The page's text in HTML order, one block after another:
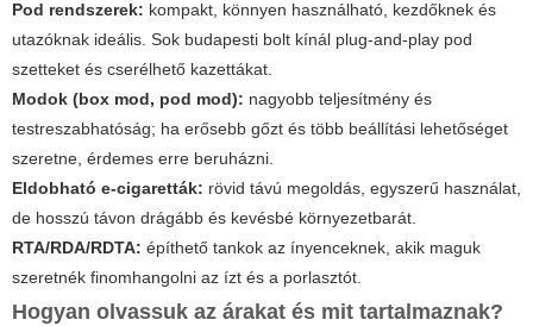
Pod rendszerek: kompakt, könnyen használható, kezdőknek és
utazóknak ideális. Sok budapesti bolt kínál plug-and-play pod
szetteket és cserélhető kazettákat.
Modok (box mod, pod mod): nagyobb teljesítmény és
testreszabhatóság; ha erősebb gőzt és több beállítási lehetőséget
szeretne, érdemes erre beruházni.
Eldobható e-cigaretták: rövid távú megoldás, egyszerű használat,
de hosszú távon drágább és kevésbé környezetbarát.
RTA/RDA/RDTA: építhető tankok az ínyenceknek, akik maguk
szeretnék finomhangolni az ízt és a porlasztót.
Hogyan olvassuk az árakat és mit tartalmaznak?